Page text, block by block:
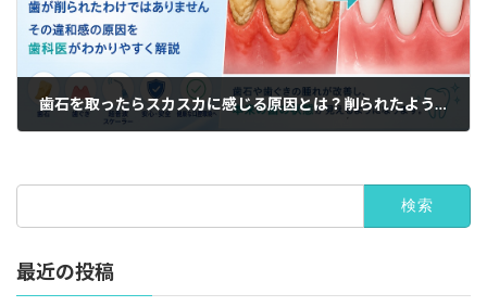
歯石を取ったらスカスカに感じる原因とは？削られたように感じる理由
最近の投稿